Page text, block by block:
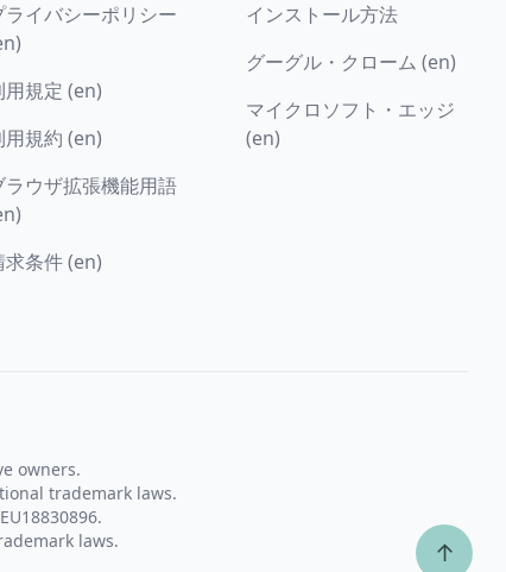
ライバシーポリシー
用規定 (en)
用規約 (en)
ラウザ拡張機能用語
求条件 (en)
インストール方法
グーグル・クローム (en)
マイクロソフト・エッジ
(en)
owners.
trademark laws.
laws.
↑